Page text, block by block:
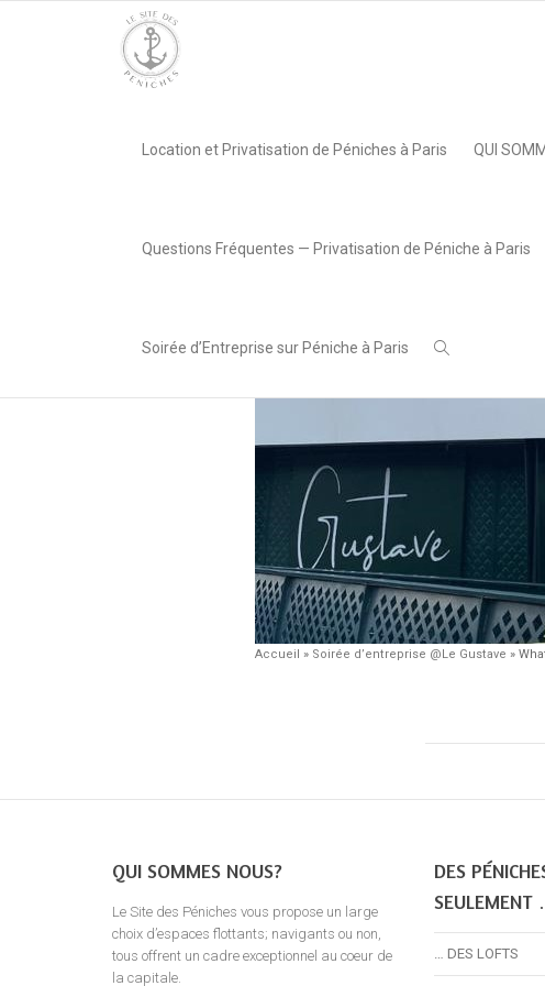
Location et Privatisation de Péniches à Paris QUI
Questions Fréquentes — Privatisation de Péniche à Paris
Soirée d’Entreprise sur Péniche à Paris
2023
Accueil » Soirée d’entreprise @Le Gustave »
QUI SOMMES NOUS?
Le Site des Péniches vous propose un large
choix d’espaces flottants; navigants ou non,
tous offrent un cadre exceptionnel au coeur de
la capitale.
DES
… DES LOFTS